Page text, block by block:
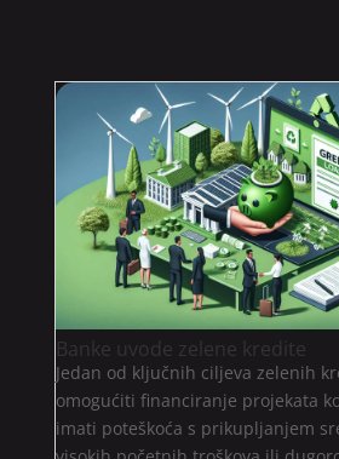
Banke uvode zelene kredite
Jedan od ključnih ciljeva zelenih
omogućiti financiranje projekata
imati poteškoća s prikupljanjem